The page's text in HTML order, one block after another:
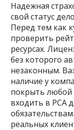
Надежная
свой статус
Перед тем как
проверить
ресурсах.
без которого
незаконным.
наличие у
покрыть любой
входить в РСА
реальных